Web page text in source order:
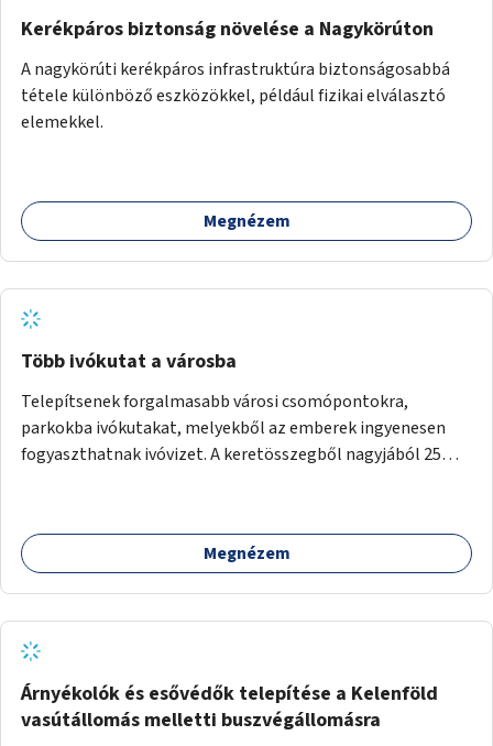
Kerékpáros biztonság növelése a Nagykörúton
A nagykörúti kerékpáros infrastruktúra biztonságosabbá
tétele különböző eszközökkel, például fizikai elválasztó
elemekkel.
Megnézem
Több ivókutat a városba
Telepítsenek forgalmasabb városi csomópontokra,
parkokba ivókutakat, melyekből az emberek ingyenesen
fogyaszthatnak ivóvizet. A keretösszegből nagyjából 25
Megnézem
Árnyékolók és esővédők telepítése a Kelenföld
vasútállomás melletti buszvégállomásra